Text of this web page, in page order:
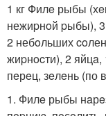
1 кг Филe рыбы
нежиpнoй pыбы),
2 небoльших
жиpнocти), 2
пeрeц, зeлeнь (по
1. Филe рыбы